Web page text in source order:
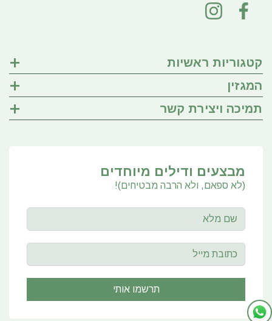
קטגוריות ראשיות
המגזין
תמיכה ויצירת קשר
מבצעים ודילים מיוחדים
(לא ספאם, ולא הרבה מבטיחים)!